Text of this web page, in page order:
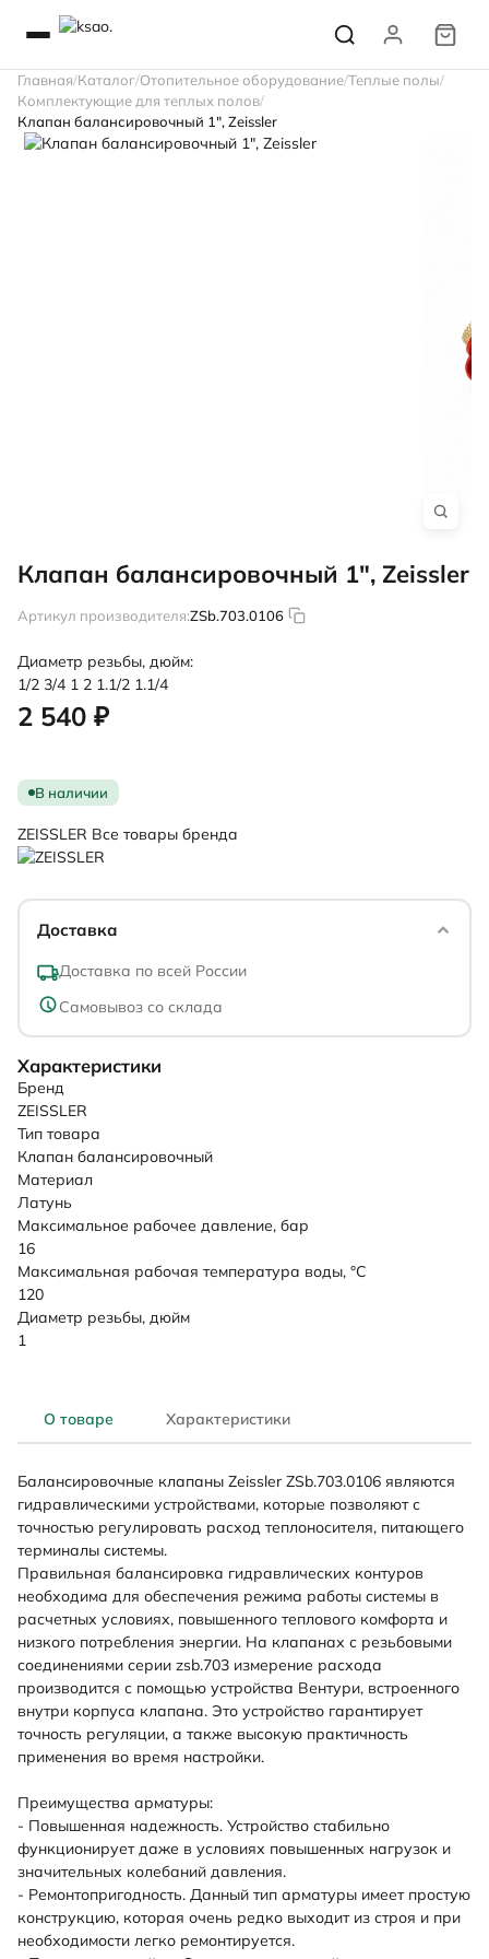
Главная Каталог Отопительное оборудование Теплые полы
Комплектующие для теплых полов
Клапан балансировочный 1", Zeissler
Клапан балансировочный 1", Zeissler
Артикул производителя:ZSb.703.0106
Диаметр резьбы, дюйм:
1/2 3/4 1 2 1.1/2 1.1/4
2 540 ₽
В наличии
ZEISSLER Все товары бренда
Доставка
Доставка по всей России
Самовывоз со склада
Характеристики
Бренд
ZEISSLER
Тип товара
Клапан балансировочный
Материал
Латунь
Максимальное рабочее давление, бар
16
Максимальная рабочая температура воды, °C
120
Диаметр резьбы, дюйм
1
О товаре Характеристики
Балансировочные клапаны Zeissler ZSb.703.0106 являются
гидравлическими устройствами, которые позволяют с
точностью регулировать расход теплоносителя, питающего
терминалы системы.
Правильная балансировка гидравлических контуров
необходима для обеспечения режима работы системы в
расчетных условиях, повышенного теплового комфорта и
низкого потребления энергии. На клапанах с резьбовыми
соединениями серии zsb.703 измерение расхода
производится с помощью устройства Вентури, встроенного
внутри корпуса клапана. Это устройство гарантирует
точность регуляции, а также высокую практичность
применения во время настройки.
Преимущества арматуры:
- Повышенная надежность. Устройство стабильно
функционирует даже в условиях повышенных нагрузок и
значительных колебаний давления.
- Ремонтопригодность. Данный тип арматуры имеет простую
конструкцию, которая очень редко выходит из строя и при
необходимости легко ремонтируется.